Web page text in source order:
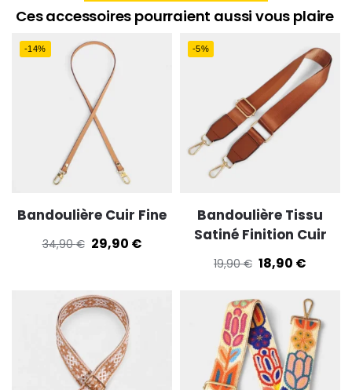
Ces accessoires pourraient aussi vous plaire
-14%
Bandoulière Cuir Fine
34,90€ 29,90 €
-5%
Bandoulière Tissu
Satiné Finition Cuir
19,90€ 18,90 €